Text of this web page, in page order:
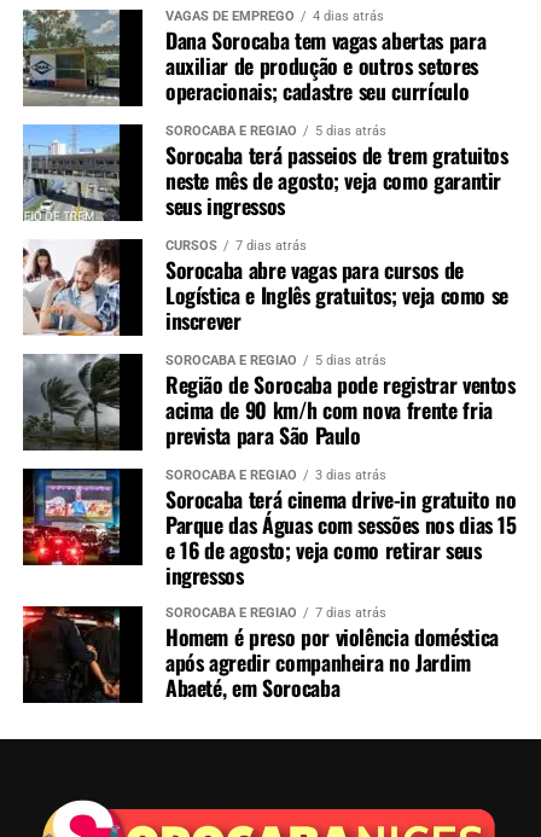
VAGAS DE EMPREGO 4 dias atrás
Dana Sorocaba tem vagas abertas para
auxiliar de produção e outros setores
operacionais; cadastre seu currículo
SOROCABA E REGIÃO 5 dias atrás
Sorocaba terá passeios de trem gratuitos
neste mês de agosto; veja como garantir
seus ingressos
CURSOS 7 dias atrás
Sorocaba abre vagas para cursos de
Logística e Inglês gratuitos; veja como se
inscrever
SOROCABA E REGIÃO 5 dias atrás
Região de Sorocaba pode registrar ventos
acima de 90 km/h com nova frente fria
prevista para São Paulo
SOROCABA E REGIÃO 3 dias atrás
Sorocaba terá cinema drive-in gratuito no
Parque das Águas com sessões nos dias 15
e 16 de agosto; veja como retirar seus
ingressos
SOROCABA E REGIÃO 7 dias atrás
Homem é preso por violência doméstica
após agredir companheira no Jardim
Abaeté, em Sorocaba